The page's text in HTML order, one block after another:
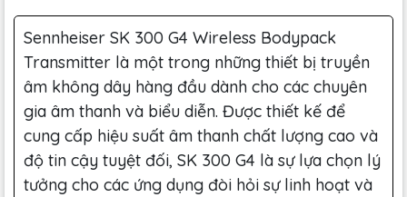
Sennheiser SK 300 G4 Wireless Bodypack
Transmitter là một trong những thiết bị truyền
âm không dây hàng đầu dành cho các chuyên
gia âm thanh và biểu diễn. Được thiết kế để
cung cấp hiệu suất âm thanh chất lượng cao và
độ tin cậy tuyệt đối, SK 300 G4 là sự lựa chọn lý
tưởng cho các ứng dụng đòi hỏi sự linh hoạt và